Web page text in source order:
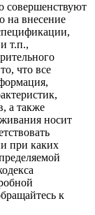
совершенствуют
на внесение
т.п.,
что все
а также
носит
при каких
к